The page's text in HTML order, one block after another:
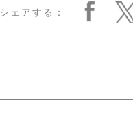
シェアする：